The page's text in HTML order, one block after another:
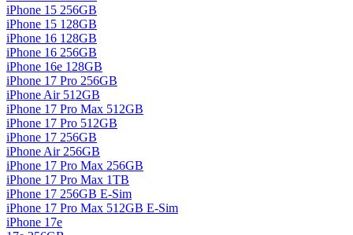
iPhone 15 256GB
iPhone 15 128GB
iPhone 16 128GB
iPhone 16 256GB
iPhone 16e 128GB
iPhone 17 Pro 256GB
iPhone Air 512GB
iPhone 17 Pro Max 512GB
iPhone 17 Pro 512GB
iPhone 17 256GB
iPhone Air 256GB
iPhone 17 Pro Max 256GB
iPhone 17 Pro Max 1TB
iPhone 17 256GB E-Sim
iPhone 17 Pro Max 512GB E-Sim
iPhone 17e